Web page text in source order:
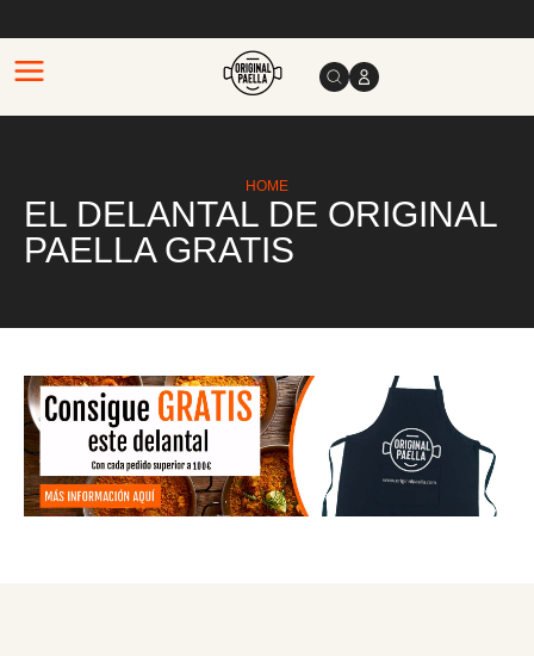
HOME
EL DELANTAL DE ORIGINAL
PAELLA GRATIS